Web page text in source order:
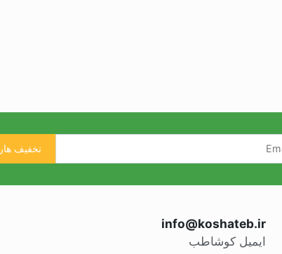
info@koshateb.ir
ایمیل کوشاطب